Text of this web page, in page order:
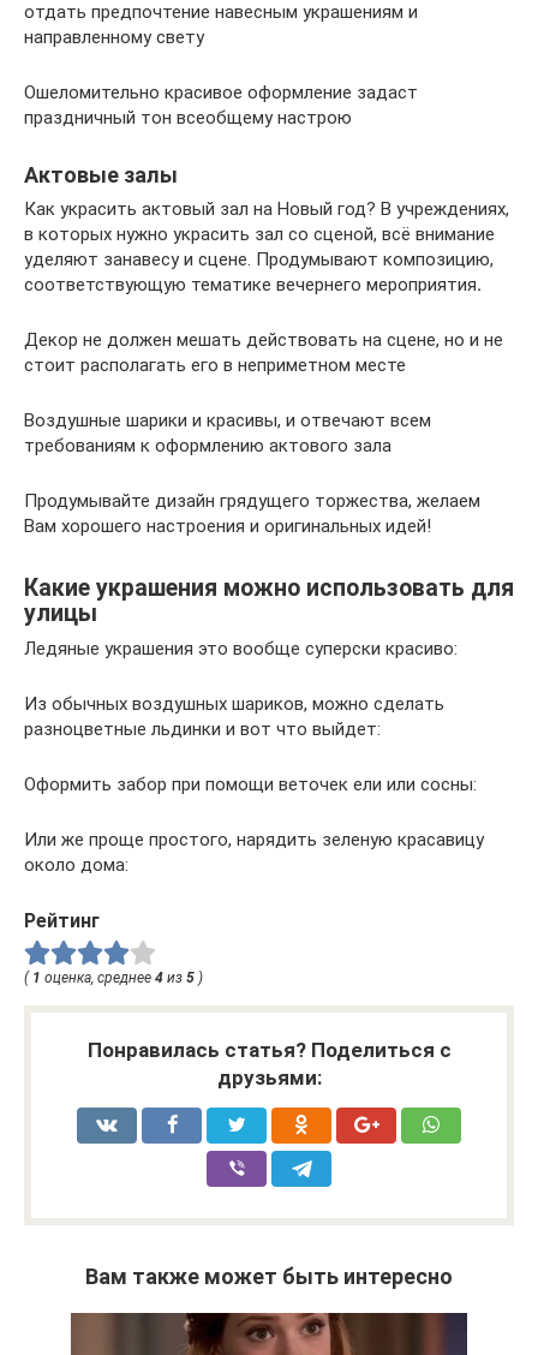
отдать предпочтение навесным украшениям и
направленному свету
Ошеломительно красивое оформление задаст
праздничный тон всеобщему настрою
Актовые залы
Как украсить актовый зал на Новый год? В учреждениях,
в которых нужно украсить зал со сценой, всё внимание
уделяют занавесу и сцене. Продумывают композицию,
соответствующую тематике вечернего мероприятия.
Декор не должен мешать действовать на сцене, но и не
стоит располагать его в неприметном месте
Воздушные шарики и красивы, и отвечают всем
требованиям к оформлению актового зала
Продумывайте дизайн грядущего торжества, желаем
Вам хорошего настроения и оригинальных идей!
Какие украшения можно использовать для
улицы
Ледяные украшения это вообще суперски красиво:
Из обычных воздушных шариков, можно сделать
разноцветные льдинки и вот что выйдет:
Оформить забор при помощи веточек ели или сосны:
Или же проще простого, нарядить зеленую красавицу
около дома:
Рейтинг
( 1 оценка, среднее 4 из 5 )
Понравилась статья? Поделиться с
друзьями:
Вам также может быть интересно